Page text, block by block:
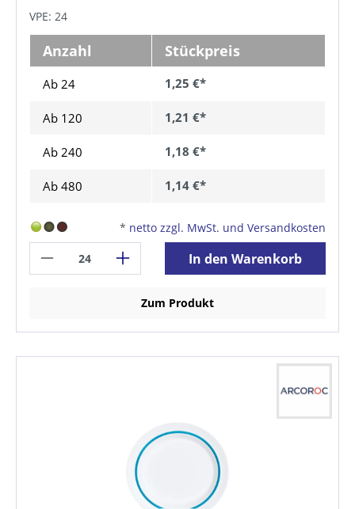
und kleine Vorspeisen im GlasGerade, zeitlos-elegante
Linienführung mit dickem Boden für sicheren Stand,
spülmaschinenfestInhalt 100 ml (H 87 mm, D 51 mm),
VPE: 24
Anzahl Stückpreis
Ab 24 1,25 €*
Ab 120 1,21 €*
Ab 240 1,18 €*
Ab 480 1,14 €*
* netto zzgl. MwSt. und Versandkosten
In den Warenkorb
Zum Produkt